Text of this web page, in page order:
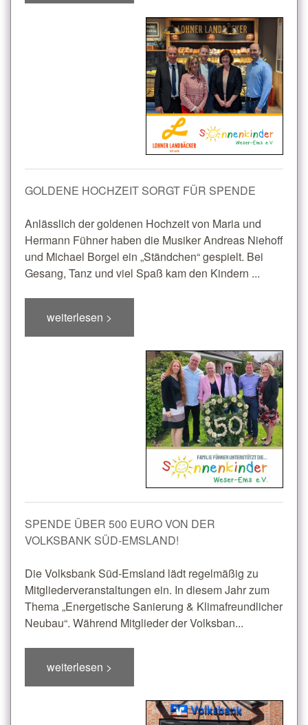
GOLDENE HOCHZEIT SORGT FÜR SPENDE
Anlässlich der goldenen Hochzeit von Maria und
Hermann Fühner haben die Musiker Andreas Niehoff
und Michael Borgel ein „Ständchen“ gespielt. Bei
Gesang, Tanz und viel Spaß kam den Kindern ...
weiterlesen >
SPENDE ÜBER 500 EURO VON DER
VOLKSBANK SÜD-EMSLAND!
Die Volksbank Süd-Emsland lädt regelmäßig zu
Mitgliederveranstaltungen ein. In diesem Jahr zum
Thema „Energetische Sanierung & Klimafreundlicher
Neubau“. Während Mitglieder der Volksban...
weiterlesen >